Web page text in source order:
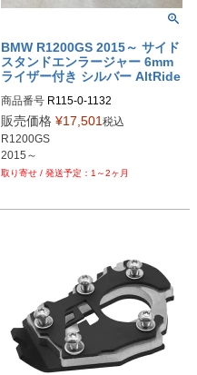
BMW R1200GS 2015～ サイド
スタンドエンラージャー 6mm
ライザー付き シルバー AltRide
商品番号 R115-0-1132
alt_R115-0-1132
販売価格 ¥17,501税込
R1200GS
2015～
1～2ヶ月